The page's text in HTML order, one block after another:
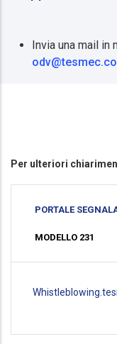
Invia una mail in
Per ulteriori
PORTALE
MODELLO 231